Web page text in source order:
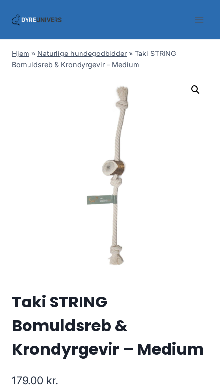
Hjem » Naturlige hundegodbidder » Taki STRING
Bomuldsreb & Krondyrgevir – Medium
Taki STRING
Bomuldsreb &
Krondyrgevir – Medium
179.00 kr.